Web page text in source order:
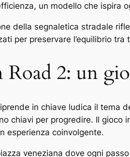
un modello che ispira
della segnaletica stradale
per preservare l’equilibrio
2: un
in chiave ludica il tema
chiavi per progredire. Il gioco
esperienza coinvolgente.
veneziana dove ogni